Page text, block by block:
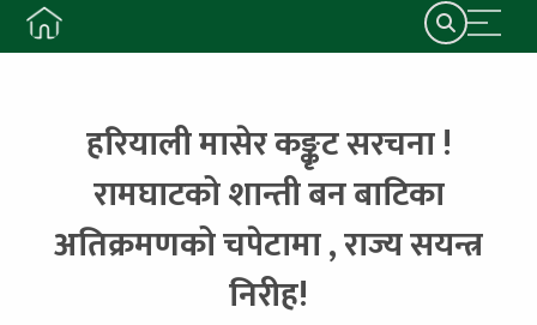
हरियाली मासेर कङ्कृट सरचना !
रामघाटको शान्ती बन बाटिका
अतिक्रमणको चपेटामा , राज्य सयन्त्र
निरीह!